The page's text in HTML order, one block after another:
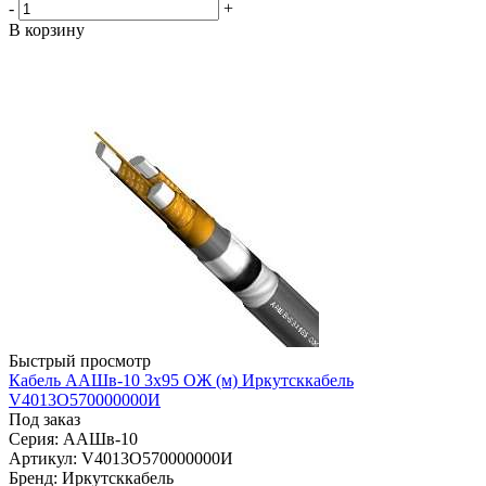
-
+
В корзину
Быстрый просмотр
Кабель ААШв-10 3х95 ОЖ (м) Иркутсккабель
V4013O570000000И
Под заказ
Серия: ААШв-10
Артикул: V4013O570000000И
Бренд: Иркутсккабель